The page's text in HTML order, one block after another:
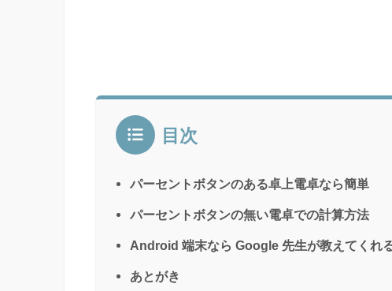
目次
パーセントボタンのある卓上電卓なら簡単
パーセントボタンの無い電卓での計算方法
Android 端末なら Google 先生が教えてくれ
あとがき